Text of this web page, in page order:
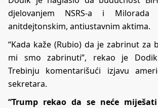
djelovanjem NSRS-a i Milorada
anitdejtonskim, antiustavnim aktima.
“Kada kaže (Rubio) da je zabrinut za
mi smo zabrinuti”, rekao je
Trebinju komentarišući izjavu
sekretara.
“Trump rekao da se neće